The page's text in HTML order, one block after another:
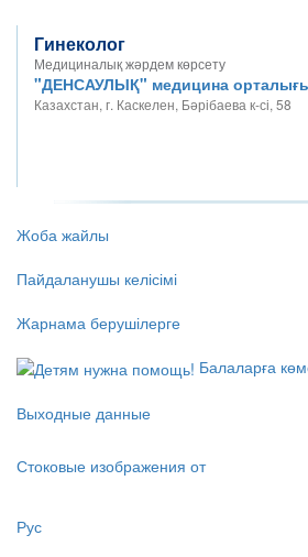
Гинеколог
Медициналық жәрдем көрсету
"ДЕНСАУЛЫҚ" медицина
Казахстан, г. Каскелен, Бәрібаева к-сі, 58
Жоба жайлы
Пайдаланушы келісімі
Жарнама берушілерге
Балаларға
Выходные данные
Стоковые изображения от
Рус